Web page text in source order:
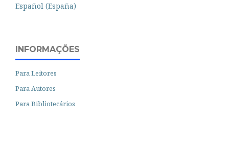
Español (España)
INFORMAÇÕES
Para Leitores
Para Autores
Para Bibliotecários